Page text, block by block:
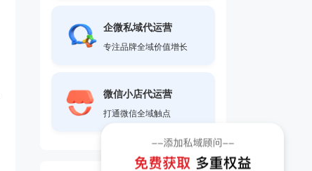
企微私域代运营
专注品牌全域价值增长
微信小店代运营
打通微信全域触点